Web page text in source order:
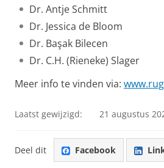
Dr. Antje Schmitt
Dr. Jessica de Bloom
Dr. Başak Bilecen
Dr. C.H. (Rieneke) Slager
Meer info te vinden via:
Laatst gewijzigd: 21 augustus
Deel dit Facebook